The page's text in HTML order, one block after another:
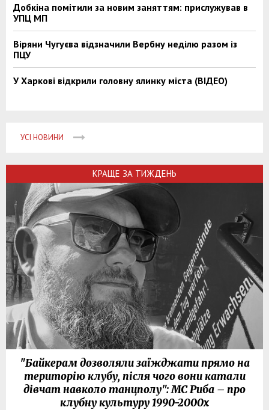
Добкіна помітили за новим заняттям: прислужував в
УПЦ МП
Віряни Чугуєва відзначили Вербну неділю разом із
ПЦУ
У Харкові відкрили головну ялинку міста (ВІДЕО)
УСІ НОВИНИ
КРАЩЕ ЗА ТИЖДЕНЬ
"Байкерам дозволяли заїжджати прямо на
територію клубу, після чого вони катали
дівчат навколо танцполу": МС Риба – про
клубну культуру 1990-2000х